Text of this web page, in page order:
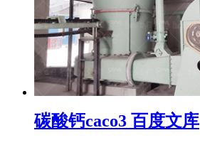
碳酸钙caco3 百度文库